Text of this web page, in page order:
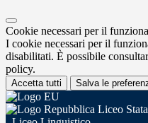
Cookie necessari per il
I cookie necessari per il
disabilitati. È possibile
policy.
Accetta tutti Salva le
Liceo